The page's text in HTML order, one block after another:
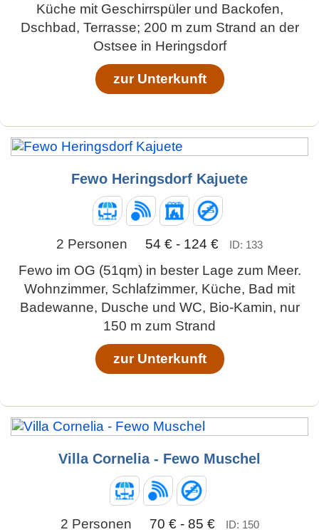
Küche mit Geschirrspüler und Backofen,
Dschbad, Terrasse; 200 m zum Strand an der
Ostsee in Heringsdorf
zur Unterkunft
Fewo Heringsdorf Kajuete
2 Personen 54 € - 124 € ID: 133
Fewo im OG (51qm) in bester Lage zum Meer.
Wohnzimmer, Schlafzimmer, Küche, Bad mit
Badewanne, Dusche und WC, Bio-Kamin, nur
150 m zum Strand
zur Unterkunft
Villa Cornelia - Fewo Muschel
2 Personen 70 € - 85 € ID: 150